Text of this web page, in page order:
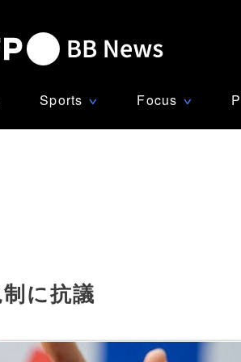
Sports ∨ Focus ∨
に抗議